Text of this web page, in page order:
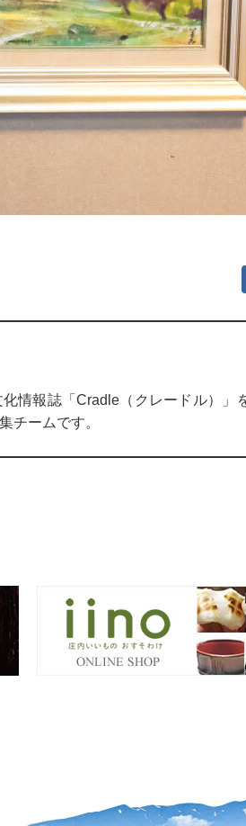
情報誌「Cradle（クレードル）」
チームです。